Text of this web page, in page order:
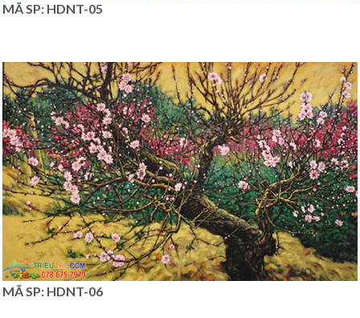
MÃ SP: HDNT-05
MÃ SP: HDNT-06